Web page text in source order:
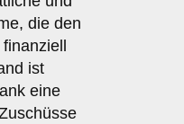
die den
ist
eine